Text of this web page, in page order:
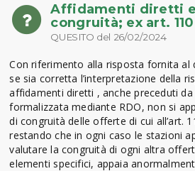
Affidamenti diretti
congruità; ex art. 110
QUESITO del 26/02/2024
Con riferimento alla risposta fornita al
se sia corretta l’interpretazione della
affidamenti diretti , anche preceduti da
formalizzata mediante RDO, non si
di congruità delle offerte di cui all’art.
restando che in ogni caso le stazioni
valutare la congruità di ogni altra
elementi specifici, appaia